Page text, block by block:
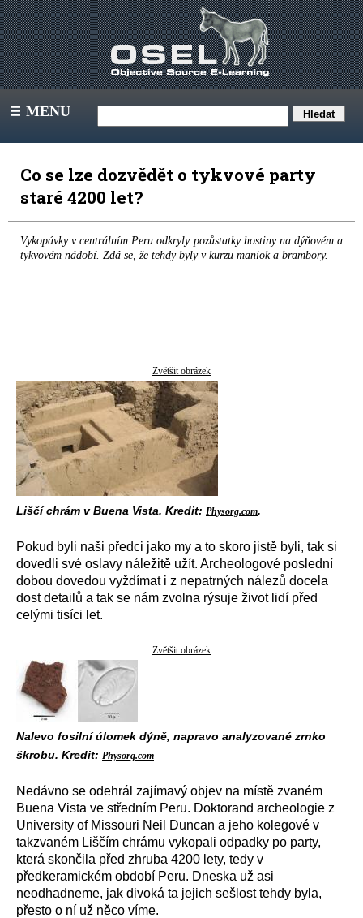
III MENU
Co se lze dozvědět o tykvové party
staré 4200 let?
Vykopávky v centrálním Peru odkryly pozůstatky hostiny na dýňovém a
tykvovém nádobí. Zdá se, že tehdy byly v kurzu maniok a brambory.
Zvětšit obrázek
Liščí chrám v Buena Vista. Kredit: Physorg.com.
Pokud byli naši předci jako my a to skoro jistě byli, tak si
dovedli své oslavy náležitě užít. Archeologové poslední
dobou dovedou vyždímat i z nepatrných nálezů docela
dost detailů a tak se nám zvolna rýsuje život lidí před
celými tisíci let.
Zvětšit obrázek
Nalevo fosilní úlomek dýně, napravo analyzované zrnko
škrobu. Kredit: Physorg.com
Nedávno se odehrál zajímavý objev na místě zvaném
Buena Vista ve středním Peru. Doktorand archeologie z
University of Missouri Neil Duncan a jeho kolegové v
takzvaném Liščím chrámu vykopali odpadky po party,
která skončila před zhruba 4200 lety, tedy v
předkeramickém období Peru. Dneska už asi
neodhadneme, jak divoká ta jejich sešlost tehdy byla,
přesto o ní už něco víme.